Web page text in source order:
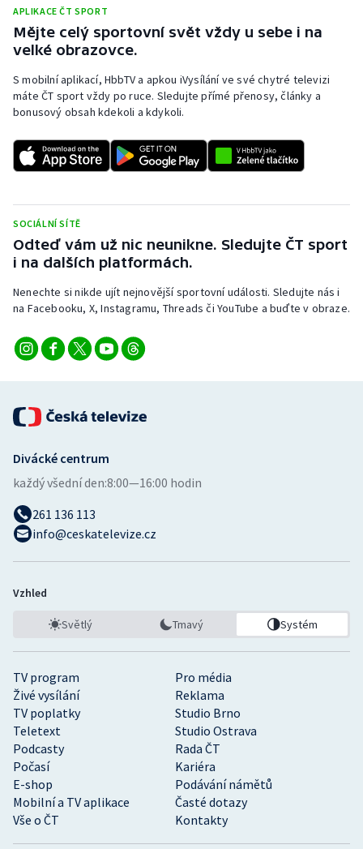
APLIKACE ČT SPORT
Mějte celý sportovní svět vždy u sebe i na
velké obrazovce.
S mobilní aplikací, HbbTV a apkou iVysílání ve své chytré televizi
máte ČT sport vždy po ruce. Sledujte přímé přenosy, články a
bonusový obsah kdekoli a kdykoli.
SOCIÁLNÍ SÍTĚ
Odteď vám už nic neunikne. Sledujte ČT sport
i na dalších platformách.
Nenechte si nikde ujít nejnovější sportovní události. Sledujte nás i
na Facebooku, X, Instagramu, Threads či YouTube a buďte v obraze.
TV program
Pro média
Živé vysílání
Reklama
TV poplatky
Studio Brno
Teletext
Studio Ostrava
Podcasty
Rada ČT
Počasí
Kariéra
E-shop
Podávání námětů
Mobilní a TV aplikace
Časté dotazy
Vše o ČT
Kontakty
Divácké centrum
každý všední den:8:00—16:00 hodin
261 136 113
info@ceskatelevize.cz
Vzhled
Světlý Tmavý Systém